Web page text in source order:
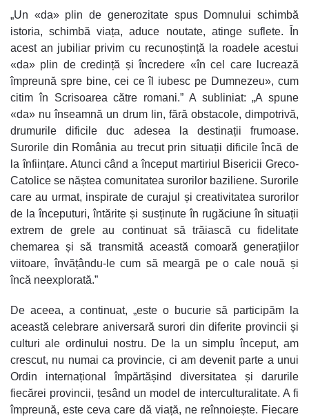
„Un «da» plin de generozitate spus Domnului schimbă
istoria, schimbă viața, aduce noutate, atinge suflete. În
acest an jubiliar privim cu recunoștință la roadele acestui
«da» plin de credință și încredere «în cel care lucrează
împreună spre bine, cei ce îl iubesc pe Dumnezeu», cum
citim în Scrisoarea către romani.” A subliniat: „A spune
«da» nu înseamnă un drum lin, fără obstacole, dimpotrivă,
drumurile dificile duc adesea la destinații frumoase.
Surorile din România au trecut prin situații dificile încă de
la înființare. Atunci când a început martiriul Bisericii Greco-
Catolice se năștea comunitatea surorilor baziliene. Surorile
care au urmat, inspirate de curajul și creativitatea surorilor
de la începuturi, întărite și susținute în rugăciune în situații
extrem de grele au continuat să trăiască cu fidelitate
chemarea și să transmită această comoară generațiilor
viitoare, învățându-le cum să meargă pe o cale nouă și
încă neexplorată.”
De aceea, a continuat, „este o bucurie să participăm la
această celebrare aniversară surori din diferite provincii și
culturi ale ordinului nostru. De la un simplu început, am
crescut, nu numai ca provincie, ci am devenit parte a unui
Ordin internațional împărtășind diversitatea și darurile
fiecărei provincii, țesând un model de interculturalitate. A fi
împreună, este ceva care dă viață, ne reînnoiește. Fiecare